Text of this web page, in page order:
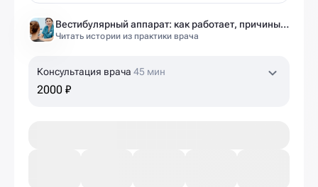
Вестибулярный аппарат: как работает, причины нарушений и как тренировать?
Читать истории из практики врача
Консультация врача 45 мин
2000 ₽